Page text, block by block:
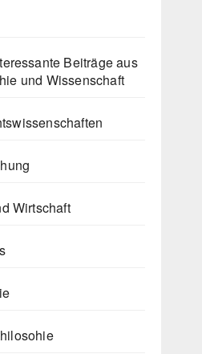
Beiträge aus
und Wissenschaft
Wirtschaft